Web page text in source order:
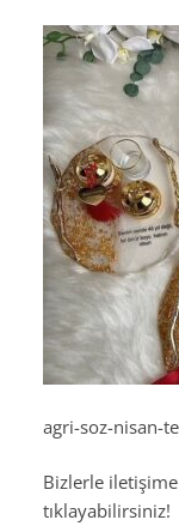
agri-soz-nisan-
Bizlerle
tıklayabilirsiniz!